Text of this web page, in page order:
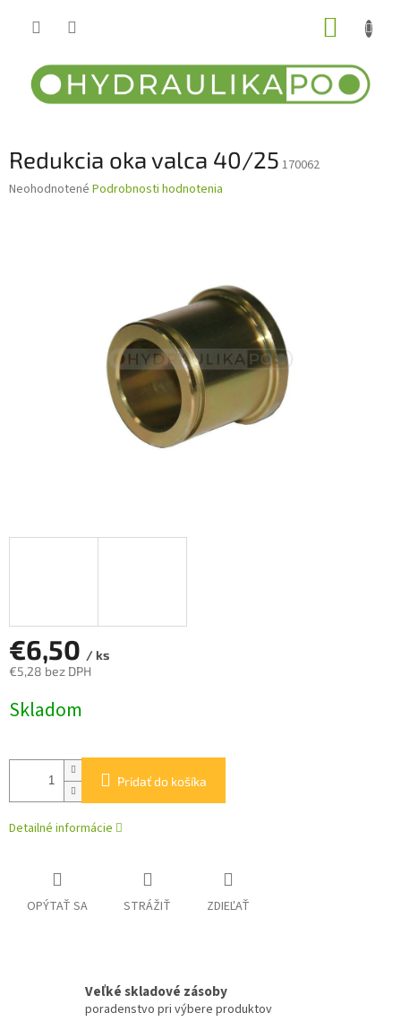
Redukcia oka valca 40/25 170062
Priemerné
Neohodnotené Podrobnosti hodnotenia
€6,50 / ks
€5,28 bez DPH
cena:
Skladom
Pridať do košíka
Detailné informácie
OPÝTAŤ SA STRÁŽIŤ ZDIEĽAŤ
Veľké skladové zásoby
poradenstvo pri výbere produktov